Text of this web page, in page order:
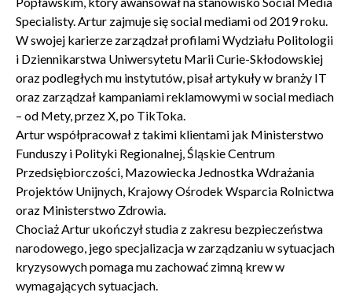
Specialisty. Artur zajmuje się social mediami od 2019 roku.
W swojej karierze zarządzał profilami Wydziału Politologii
i Dziennikarstwa Uniwersytetu Marii Curie-Skłodowskiej
oraz podległych mu instytutów, pisał artykuły w branży IT
oraz zarządzał kampaniami reklamowymi w social mediach
– od Mety, przez X, po TikToka.
Artur współpracował z takimi klientami jak Ministerstwo
Funduszy i Polityki Regionalnej, Śląskie Centrum
Przedsiębiorczości, Mazowiecka Jednostka Wdrażania
Projektów Unijnych, Krajowy Ośrodek Wsparcia Rolnictwa
oraz Ministerstwo Zdrowia.
Chociaż Artur ukończył studia z zakresu bezpieczeństwa
narodowego, jego specjalizacja w zarządzaniu w sytuacjach
kryzysowych pomaga mu zachować zimną krew w
wymagających sytuacjach.